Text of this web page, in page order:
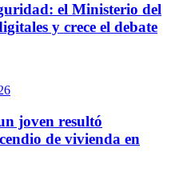
el Ministerio del
y crece el debate
joven resultó
de vivienda en